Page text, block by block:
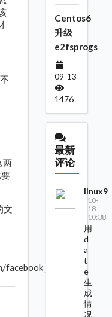
两
文
Centos6
升级
e2fsprogs
09-13
1476
最新
评论
linux9
10-
18
10:38
用
d
a
t
e
生
成
情
况